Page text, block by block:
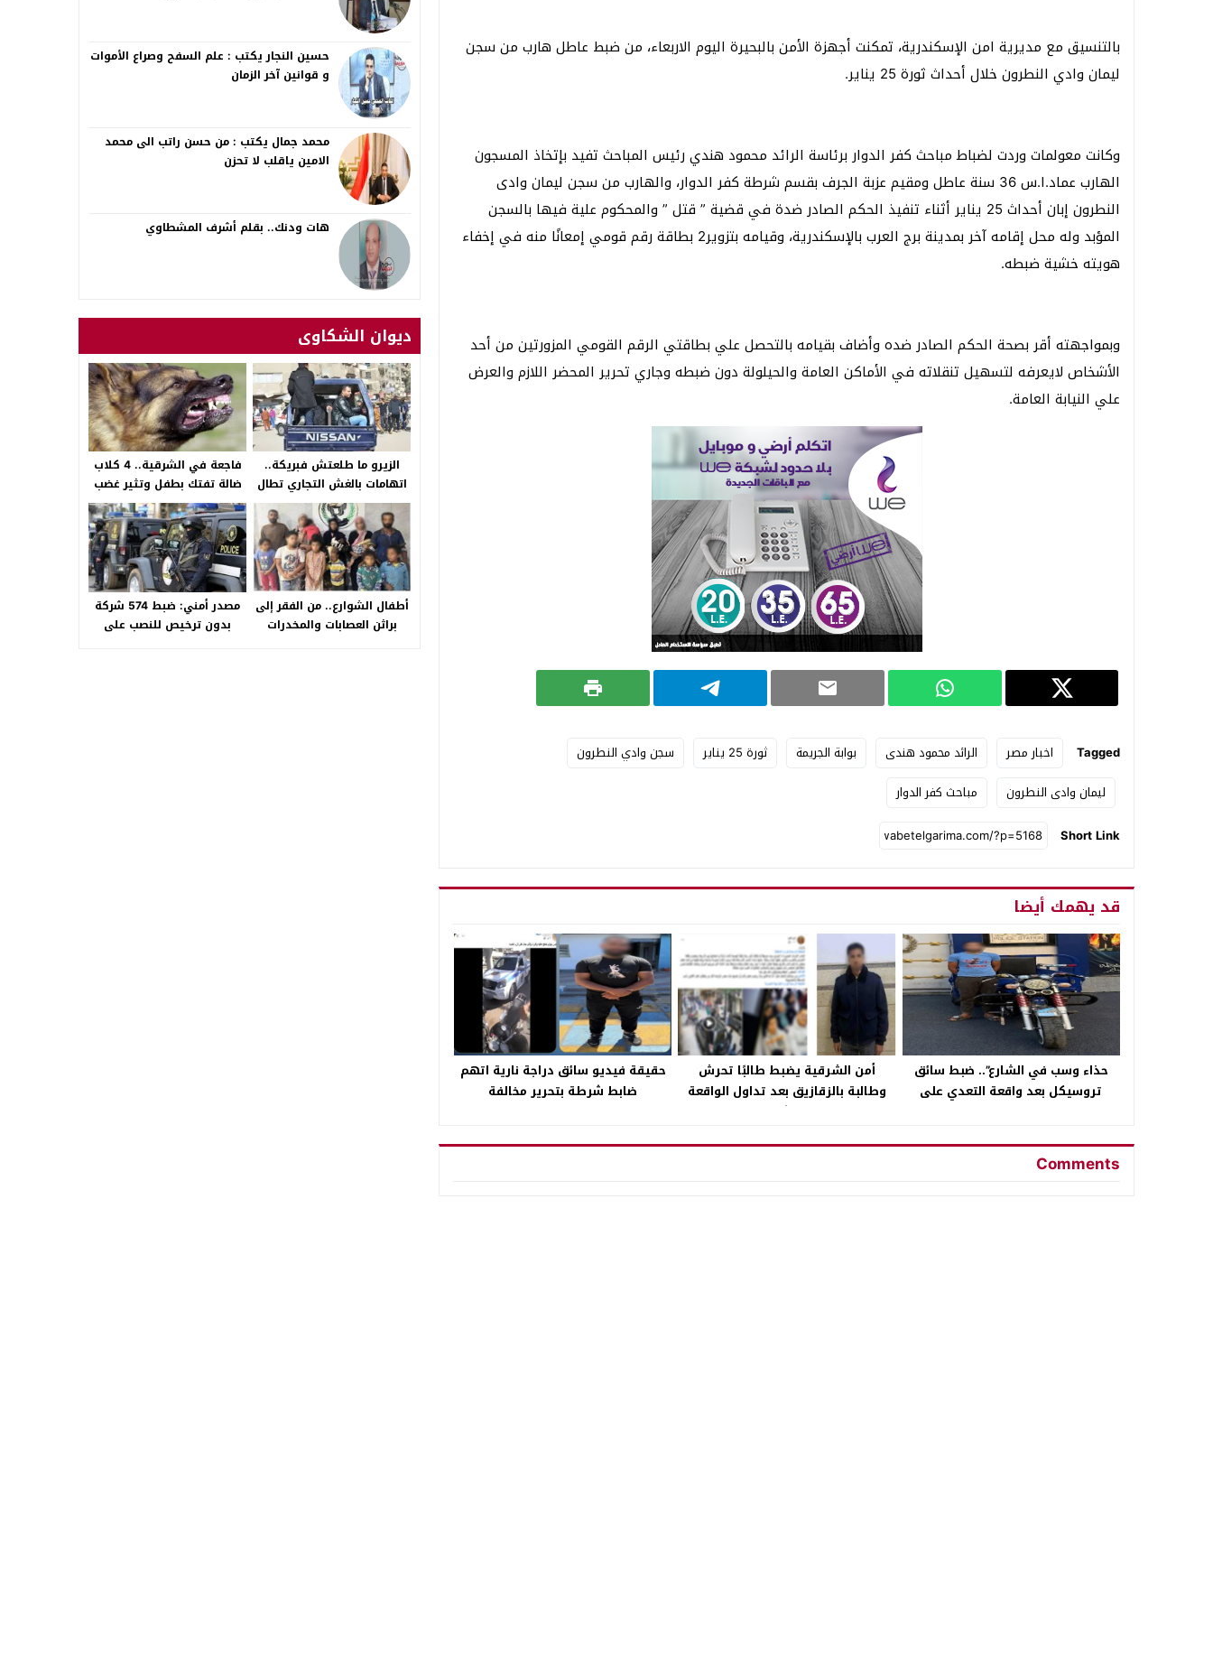
بالتنسيق مع مديرية امن الإسكندرية، تمكنت أجهزة الأمن بالبحيرة اليوم الاربعاء، من ضبط عاطل هارب من سجن
ليمان وادي النطرون خلال أحداث ثورة 25 يناير.
وكانت معولمات وردت لضباط مباحث كفر الدوار برئاسة الرائد محمود هندي رئيس المباحث تفيد بإتخاذ المسجون
الهارب عماد.ا.س 36 سنة عاطل ومقيم عزبة الجرف بقسم شرطة كفر الدوار، والهارب من سجن ليمان وادى
النطرون إبان أحداث 25 يناير أثناء تنفيذ الحكم الصادر ضدة في قضية ” قتل ” والمحكوم علية فيها بالسجن
المؤبد وله محل إقامه آخر بمدينة برج العرب بالإسكندرية، وقيامه بتزوير2 بطاقة رقم قومي إمعانًا منه في إخفاء
هويته خشية ضبطه.
وبمواجهته أقر بصحة الحكم الصادر ضده وأضاف بقيامه بالتحصل علي بطاقتي الرقم القومي المزورتين من أحد
الأشخاص لايعرفه لتسهيل تنقلاته في الأماكن العامة والحيلولة دون ضبطه وجاري تحرير المحضر اللازم والعرض
علي النيابة العامة.
Tagged اخبار مصر الرائد محمود هندى بوابة الجريمة ثورة 25 يناير
سجن وادي النطرون
ليمان وادى النطرون
مباحث كفر الدوار
Short Link
قد يهمك أيضا
حذاء وسب في الشارع”.. ضبط سائق
تروسيكل بعد واقعة التعدي على
أمن الشرقية يضبط طالبًا تحرش
وطالبة بالزقازيق بعد تداول الواقعة
على السوشيال ميديا
حقيقة فيديو سائق دراجة نارية اتهم
ضابط شرطة بتحرير مخالفة
Comments
حسين النجار يكتب : علم السفح وصراع الأموات
و قوانين آخر الزمان
محمد جمال يكتب : من حسن راتب الى محمد
الامين ياقلب لا تحزن
هات ودنك.. بقلم أشرف المشطاوي
ديوان الشكاوى
الزيرو ما طلعتش فبريكة..
اتهامات بالغش التجاري تطال
«HA Auto التجمع».. شكوى
شراء سيارة بـ3 ملايين جنيه
تفجّر الأزمة
فاجعة في الشرقية.. 4 كلاب
ضالة تفتك بطفل وتثير غضب
الأهالي بالصالحية الجديدة
أطفال الشوارع.. من الفقر إلى
براثن العصابات والمخدرات
مصدر أمني: ضبط 574 شركة
بدون ترخيص للنصب على